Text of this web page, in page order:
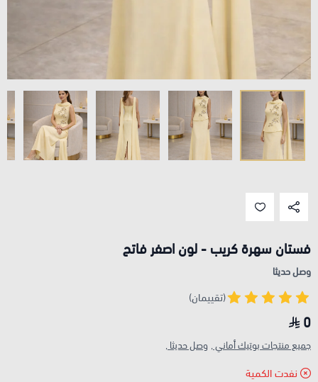
فستان سهرة كريب - لون اصفر فاتح
وصل حديثا
(تقييمان)
0
جميع منتجات بوتيك أماني , وصل حديثا ,
نفدت الكمية